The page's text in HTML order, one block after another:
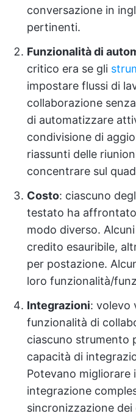
conversazione in
pertinenti.
Funzionalità di
critico era se gli
impostare flussi di
collaborazione
di automatizzare
condivisione di
riassunti delle
concentrare sul
Costo: ciascuno
testato ha
modo diverso.
credito esauribile,
per postazione.
loro funzionalità/
Integrazioni: volevo
funzionalità di
ciascuno strumento
capacità di
Potevano migliorare
integrazione
sincronizzazione